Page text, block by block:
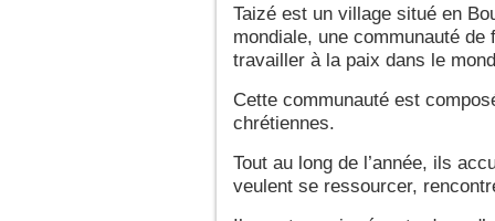
Taizé est un village situé en
mondiale, une communauté
travailler à la paix dans le
Cette communauté est
chrétiennes.
Tout au long de l’année, ils
veulent se ressourcer,